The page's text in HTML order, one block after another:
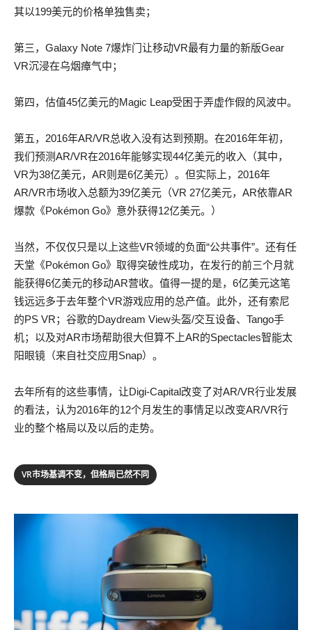
其以199美元的价格单独售卖；
第三，Galaxy Note 7爆炸门让移动VR最有力量的新版Gear
VR沉浸在乌烟瘴气中；
第四，估值45亿美元的Magic Leap受困于弄虚作假的风波中。
第五，2016年AR/VR总收入没有达到预期。在2016年年初，
我们预测AR/VR在2016年能够实现44亿美元的收入（其中，
VR为38亿美元，AR则是6亿美元）。但实际上，2016年
AR/VR市场收入总额为39亿美元（VR 27亿美元，AR依靠AR
爆款《Pokémon Go》意外获得12亿美元。）
当然，不仅仅只是以上这些VR领域的负面“公共事件”。还有任
天堂《Pokémon Go》取得突破性成功，在发行的前三个月就
能获得6亿美元的移动AR营收。值得一提的是，6亿美元这笔
钱远远多于去年整个VR游戏应用的总产值。此外，还有索尼
的PS VR；谷歌的Daydream View头盔/交互设备、Tango手
机；以及对AR市场帮助很大但算不上AR的Spectacles智能太
阳眼镜（来自社交应用Snap）。
去年所有的这些事情，让Digi-Capital改变了对AR/VR行业发展
的看法，认为2016年的12个月发生的事情足以改变AR/VR行
业的整个格局以及以后的走势。
VR市场基调不变，但格局已然不同